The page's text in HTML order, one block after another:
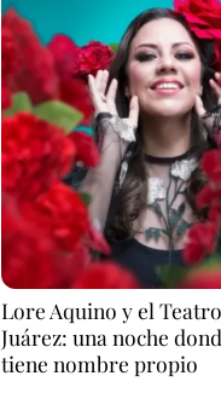
Lore Aquino y el
Juárez: una noche
tiene nombre propio